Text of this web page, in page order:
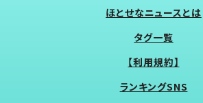
ほとせなニュースとは
タグ一覧
【利用規約】
ランキングSNS